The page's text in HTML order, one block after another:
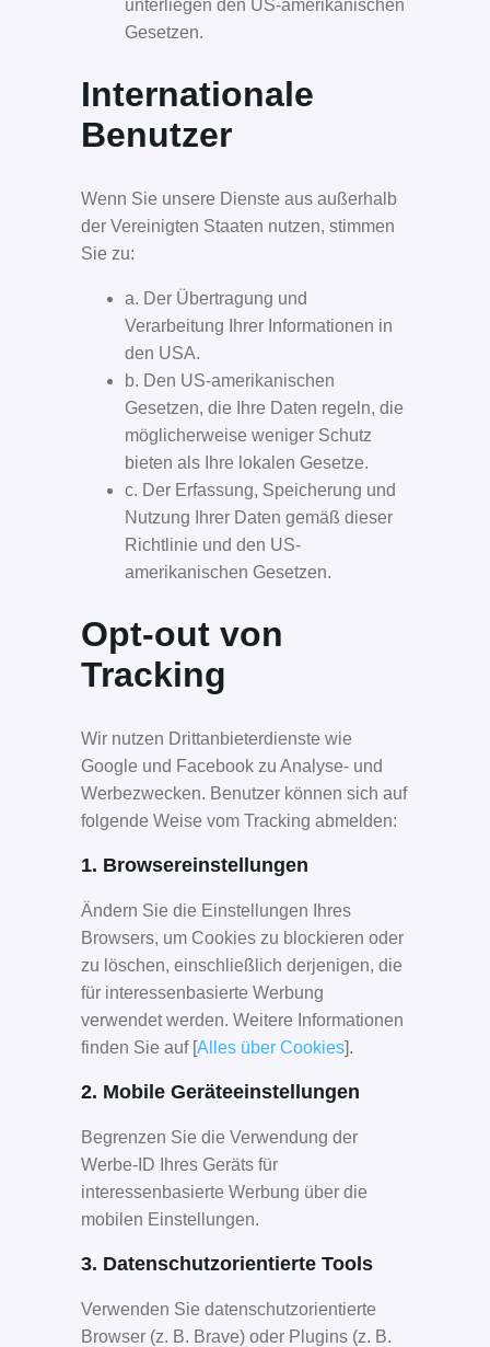
unterliegen den US-amerikanischen
Gesetzen.
Internationale
Benutzer
Wenn Sie unsere Dienste aus außerhalb
der Vereinigten Staaten nutzen, stimmen
Sie zu:
a. Der Übertragung und
Verarbeitung Ihrer Informationen in
den USA.
b. Den US-amerikanischen
Gesetzen, die Ihre Daten regeln, die
möglicherweise weniger Schutz
bieten als Ihre lokalen Gesetze.
c. Der Erfassung, Speicherung und
Nutzung Ihrer Daten gemäß dieser
Richtlinie und den US-
amerikanischen Gesetzen.
Opt-out von
Tracking
Wir nutzen Drittanbieterdienste wie
Google und Facebook zu Analyse- und
Werbezwecken. Benutzer können sich auf
folgende Weise vom Tracking abmelden:
1. Browsereinstellungen
Ändern Sie die Einstellungen Ihres
Browsers, um Cookies zu blockieren oder
zu löschen, einschließlich derjenigen, die
für interessenbasierte Werbung
verwendet werden. Weitere Informationen
finden Sie auf [Alles über Cookies].
2. Mobile Geräteeinstellungen
Begrenzen Sie die Verwendung der
Werbe-ID Ihres Geräts für
interessenbasierte Werbung über die
mobilen Einstellungen.
3. Datenschutzorientierte Tools
Verwenden Sie datenschutzorientierte
Browser (z. B. Brave) oder Plugins (z. B.